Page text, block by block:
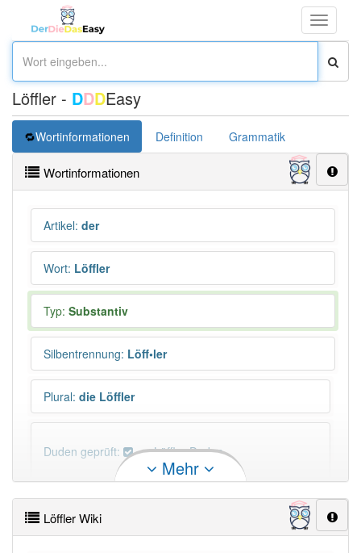
Toggle
Löffler - DDDEasy
Wortinformationen Definition Grammatik
Wortinformationen
Artikel: der
Wort: Löffler
Typ: Substantiv
Silbentrennung: Löff•ler
Plural: die Löffler
Duden geprüft: Löffler Duden
×
Wörter, die mit "-ler" enden, haben fast immer
Mehr
Löffler Wiki